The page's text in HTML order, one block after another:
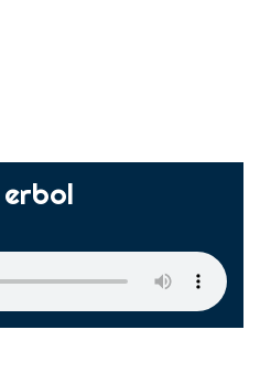
erbol